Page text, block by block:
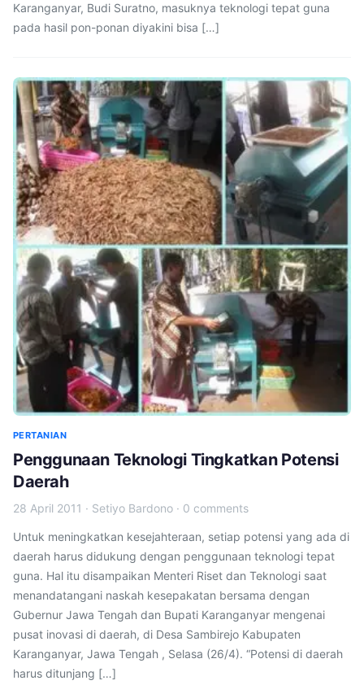
Karanganyar, Budi Suratno, masuknya teknologi tepat guna
pada hasil pon-ponan diyakini bisa […]
PERTANIAN
Penggunaan Teknologi Tingkatkan Potensi
Daerah
28 April 2011 · Setiyo Bardono · 0 comments
Untuk meningkatkan kesejahteraan, setiap potensi yang ada di
daerah harus didukung dengan penggunaan teknologi tepat
guna. Hal itu disampaikan Menteri Riset dan Teknologi saat
menandatangani naskah kesepakatan bersama dengan
Gubernur Jawa Tengah dan Bupati Karanganyar mengenai
pusat inovasi di daerah, di Desa Sambirejo Kabupaten
Karanganyar, Jawa Tengah , Selasa (26/4). “Potensi di daerah
harus ditunjang […]